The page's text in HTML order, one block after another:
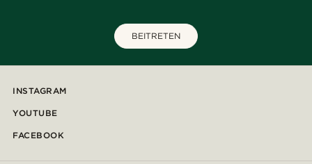
BEITRETEN
INSTAGRAM
YOUTUBE
FACEBOOK